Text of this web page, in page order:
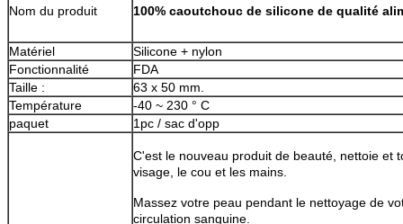
Nom du produit 100% caoutchouc de silicone de qualité
Matériel
Silicone + nylon
Fonctionnalité
FDA
Taille :
63 x 50 mm.
Température
-40 ~ 230 ° C
paquet
1pc / sac d'opp
C'est le nouveau produit de beauté, nettoie et
visage, le cou et les mains.
Massez votre peau pendant le nettoyage de
circulation sanguine.